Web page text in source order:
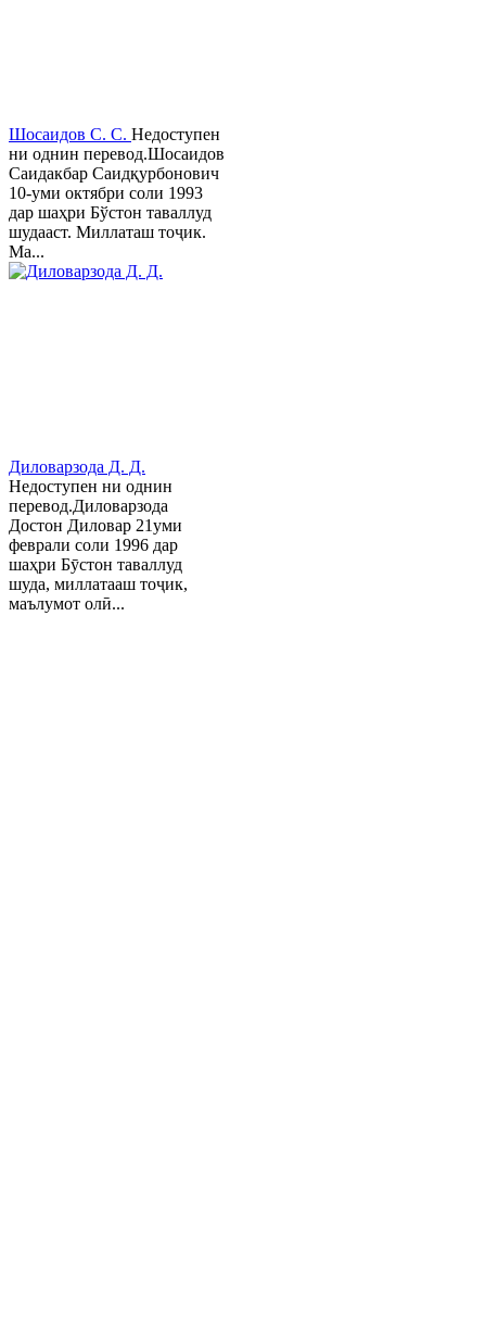
Шосаидов С. С. Недоступен
ни однин перевод.Шосаидов
Саидакбар Саидқурбонович
10-уми октябри соли 1993
дар шаҳри Бўстон таваллуд
шудааст. Миллаташ тоҷик.
Ма...
Диловарзода Д. Д.
Недоступен ни однин
перевод.Диловарзода
Достон Диловар 21уми
феврали соли 1996 дар
шаҳри Бӯстон таваллуд
шуда, миллатааш тоҷик,
маълумот олӣ...